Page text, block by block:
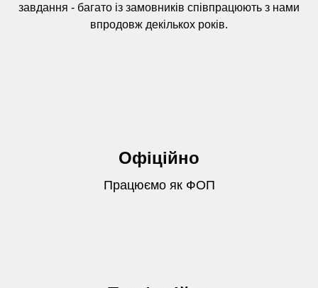
завдання - багато із замовників співпрацюють з нами
впродовж декількох років.
Офіційно
Працюємо як ФОП